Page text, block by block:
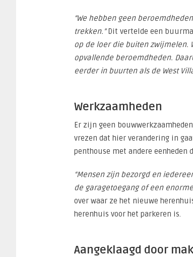
“We hebben geen
trekken.”Dit vertelde een
op de loer die buiten zwijmelen.
opvallende beroemdheden.
eerder in buurten als de West
Werkzaamheden
Er zijn geen
vrezen dat hier verandering in
penthouse met andere eenheden
“Mensen zijn bezorgd en
de garagetoegang of een
over waar ze het nieuwe
herenhuis voor het parkeren is.
Aangeklaagd door